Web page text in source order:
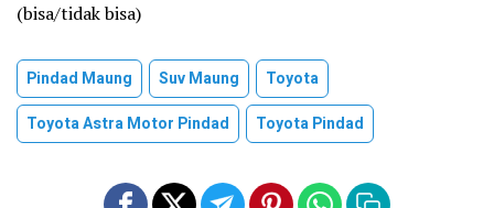
(bisa/tidak bisa)
Pindad Maung Suv Maung
Toyota
Toyota Astra Motor Pindad
Toyota Pindad